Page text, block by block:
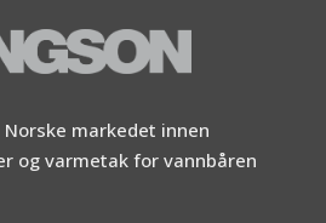
markedet innen
og varmetak for vannbåren